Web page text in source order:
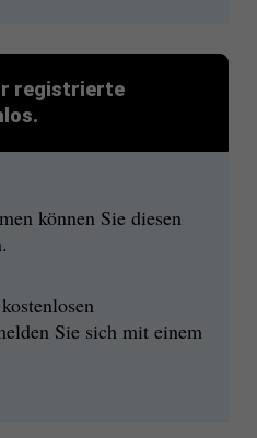
registrierte
können Sie diesen
Sie sich mit einem